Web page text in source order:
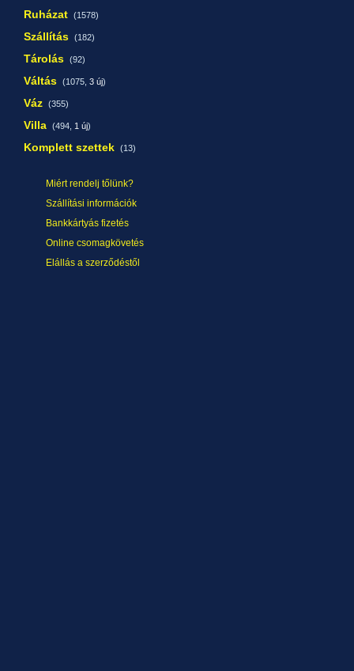
Ruházat (1578)
Szállítás (182)
Tárolás (92)
Váltás (1075, 3 új)
Váz (355)
Villa (494, 1 új)
Komplett szettek (13)
Miért rendelj tőlünk?
Szállítási információk
Bankkártyás fizetés
Online csomagkövetés
Elállás a szerződéstől